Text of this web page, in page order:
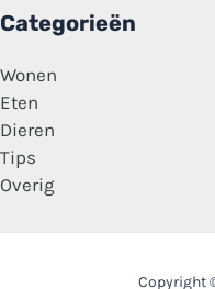
Categorieën
Wonen
Eten
Dieren
Tips
Overig
Copyright